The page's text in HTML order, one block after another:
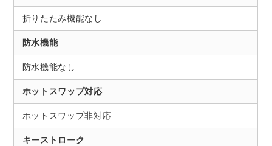
折りたたみ機能なし
防水機能
防水機能なし
ホットスワップ対応
ホットスワップ非対応
キーストローク